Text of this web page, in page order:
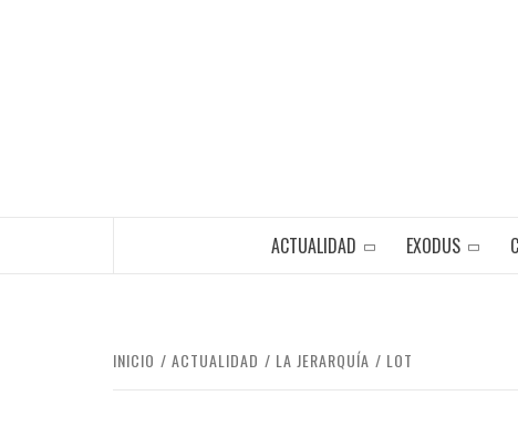
ACTUALIDAD EXODUS
INICIO ACTUALIDAD LA JERARQUÍA LOT